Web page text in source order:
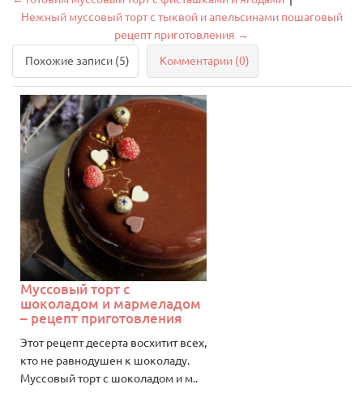
Нежный муссовый торт с тыквой и апельсинами пошаговый
рецепт приготовления →
Похожие записи (5)
Комментарии (0)
Муссовый торт с
шоколадом и мармеладом
– рецепт приготовления
Этот рецепт десерта восхитит всех,
кто не равнодушен к шоколаду.
Муссовый торт с шоколадом и м..